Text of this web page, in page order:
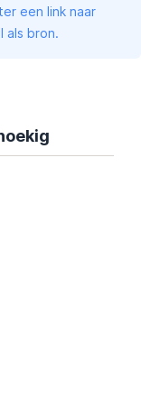
een link naar
als bron.